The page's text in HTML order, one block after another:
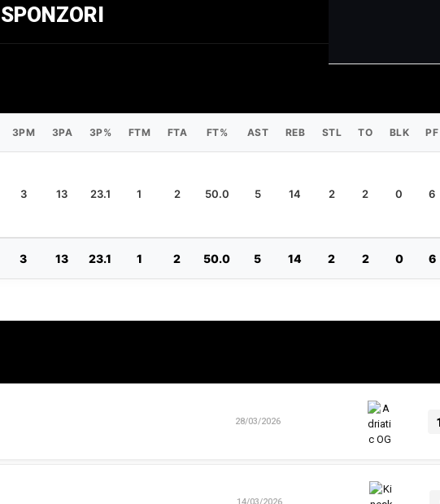
SPONZORI
3PM 3PA 3P% FTM FTA FT% AST REB STL TO BLK PF
3 13 23.1 1 2 50.0 5 14 2 2 0 6
3 13 23.1 1 2 50.0 5 14 2 2 0 6
28/03/2026